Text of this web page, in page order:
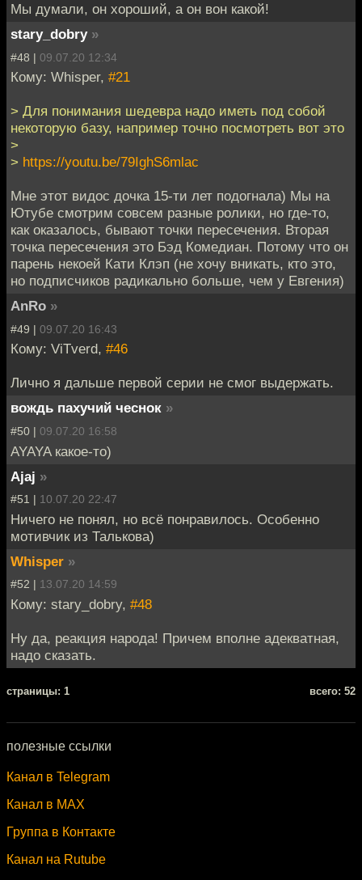
Мы думали, он хороший, а он вон какой!
stary_dobry »
#48 | 09.07.20 12:34
Кому: Whisper, #21
> Для понимания шедевра надо иметь под собой
некоторую базу, например точно посмотреть вот это
>
> https://youtu.be/79IghS6mlac
Мне этот видос дочка 15-ти лет подогнала) Мы на
Ютубе смотрим совсем разные ролики, но где-то,
как оказалось, бывают точки пересечения. Вторая
точка пересечения это Бэд Комедиан. Потому что он
парень некоей Кати Клэп (не хочу вникать, кто это,
но подписчиков радикально больше, чем у Евгения)
AnRo »
#49 | 09.07.20 16:43
Кому: ViTverd, #46
Лично я дальше первой серии не смог выдержать.
вождь пахучий чеснок »
#50 | 09.07.20 16:58
AYAYA какое-то)
Ajaj »
#51 | 10.07.20 22:47
Ничего не понял, но всё понравилось. Особенно
мотивчик из Талькова)
Whisper »
#52 | 13.07.20 14:59
Кому: stary_dobry, #48
Ну да, реакция народа! Причем вполне адекватная,
надо сказать.
cтраницы: 1 всего: 52
полезные ссылки
Канал в Telegram
Канал в MAX
Группа в Контакте
Канал на Rutube